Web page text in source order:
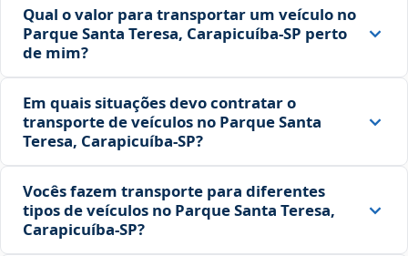
Qual o valor para transportar um veículo no
Parque Santa Teresa, Carapicuíba‑SP perto
de mim?
Em quais situações devo contratar o
transporte de veículos no Parque Santa
Teresa, Carapicuíba‑SP?
Vocês fazem transporte para diferentes
tipos de veículos no Parque Santa Teresa,
Carapicuíba‑SP?